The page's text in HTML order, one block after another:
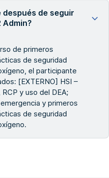
de seguir
Admin?
de primeros
de seguridad
el participante
[EXTERNO] HSI –
y uso del DEA;
y primeros
de seguridad